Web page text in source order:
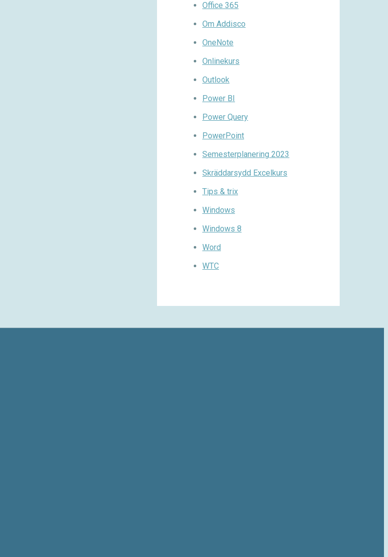
Office 365
Om Addisco
OneNote
Onlinekurs
Outlook
Power BI
Power Query
PowerPoint
Semesterplanering 2023
Skräddarsydd Excelkurs
Tips & trix
Windows
Windows 8
Word
WTC